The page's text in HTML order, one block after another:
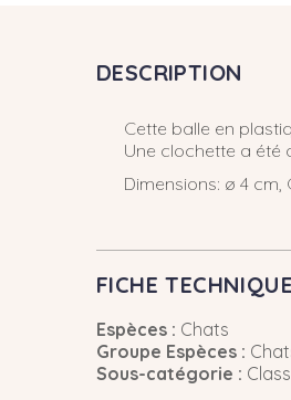
DESCRIPTION
Cette balle en
Une clochette a été
Dimensions: ø 4 cm,
FICHE TECHNIQUE
Espèces : Chats
Groupe Espèces :
Sous-catégorie :